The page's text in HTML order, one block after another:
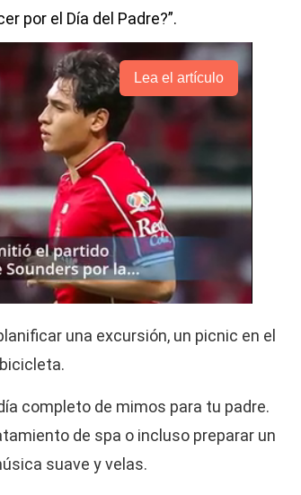
por el Día del Padre?”.
Lea el artículo
una excursión, un picnic en el
completo de mimos para tu padre.
de spa o incluso preparar un
suave y velas.